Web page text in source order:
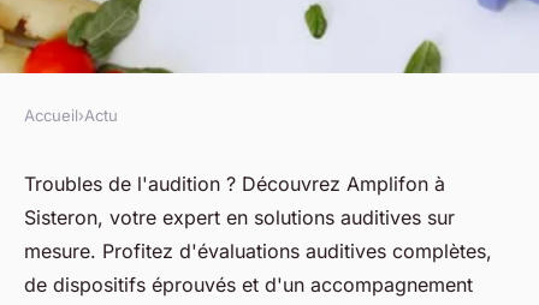
Votre solution auditive sur
mesure à sisteron : découvrez-
nous !
Accueil›Actu
Troubles de l'audition ? Découvrez Amplifon à
Sisteron, votre expert en solutions auditives sur
mesure. Profitez d'évaluations auditives complètes,
de dispositifs éprouvés et d'un accompagnement